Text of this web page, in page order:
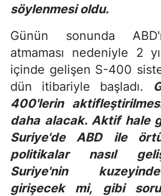
söylenmesi oldu.
Günün sonunda
atmaması nedeniyle 2
içinde gelişen S-400
dün itibariyle başladı.
400'lerin
daha alacak. Aktif hale
Suriye'de ABD ile
politikalar nasıl
Suriye'nin
girişecek mi, gibi